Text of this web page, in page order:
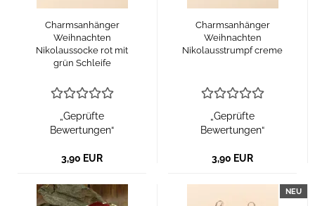
Charmsanhänger
Weihnachten
Nikolaussocke rot mit
grün Schleife
„Geprüfte
Bewertungen“
3,90 EUR
Charmsanhänger
Weihnachten
Nikolausstrumpf creme
„Geprüfte
Bewertungen“
3,90 EUR
NEU